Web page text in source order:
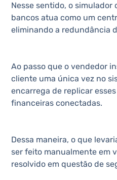
Nesse sentido, o
bancos atua como um
eliminando a redundância
Ao passo que o vendedor
cliente uma única vez no
encarrega de replicar
financeiras conectadas.
Dessa maneira, o que
ser feito manualmente em
resolvido em questão de